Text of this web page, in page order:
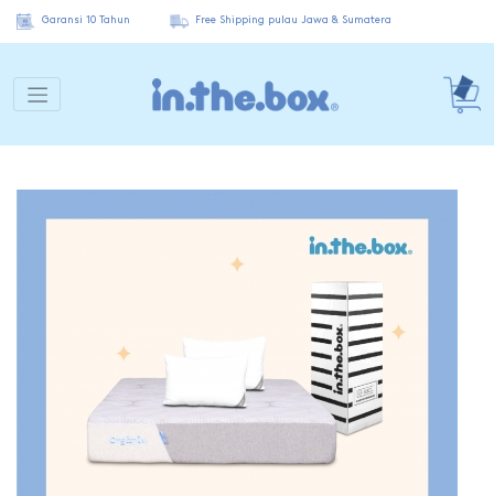
Garansi 10 Tahun Free Shipping pulau Jawa & Sumatera